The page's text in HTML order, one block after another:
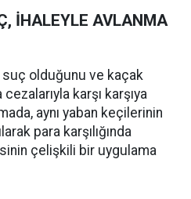
İHALEYLE AVLANMA
suç olduğunu ve kaçak
karşı karşıya
aynı yaban keçilerinin
para karşılığında
çelişkili bir uygulama